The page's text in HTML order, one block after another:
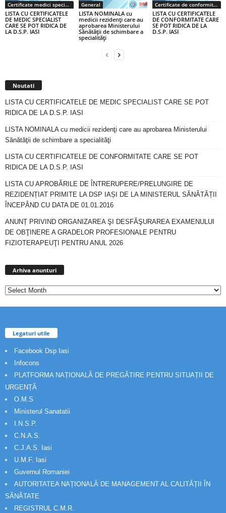
Certificate medici specialiști / primari
LISTA CU CERTIFICATELE
DE MEDIC SPECIALIST
CARE SE POT RIDICA DE
LA D.S.P. IASI
General
LISTA NOMINALA cu
medicii rezidenţi care au
aprobarea Ministerului
Sănătăţii de schimbare a
specialităţi
Certificate de conformitate
LISTA CU CERTIFICATELE
DE CONFORMITATE CARE
SE POT RIDICA DE LA
D.S.P. IASI
Noutati
LISTA CU CERTIFICATELE DE MEDIC SPECIALIST CARE SE POT
RIDICA DE LA D.S.P. IASI
LISTA NOMINALA cu medicii rezidenţi care au aprobarea Ministerului
Sănătăţii de schimbare a specialităţi
LISTA CU CERTIFICATELE DE CONFORMITATE CARE SE POT
RIDICA DE LA D.S.P. IASI
LISTA CU APROBĂRILE DE ÎNTRERUPERE/PRELUNGIRE DE
REZIDENȚIAT PRIMITE LA DSP IAȘI DE LA MINISTERUL SĂNĂTĂȚII
ÎNCEPÂND CU DATA DE 01.01.2016
ANUNȚ PRIVIND ORGANIZAREA ŞI DESFĂŞURAREA EXAMENULUI
DE OBŢINERE A GRADELOR PROFESIONALE PENTRU
FIZIOTERAPEUŢI PENTRU ANUL 2026
Arhiva anunturi
Legaturi utile
Facebook Dsp Iasi
Infocons
PLATFORMA NAȚIONALĂ DE PREGĂTIRE PENTRU SITUAȚII DE
URGENȚĂ
O.M.S
Ministerul Sanatatii
I.N.S.P.
C.N.A.S.
C.J.A.S. Iasi
U.M.F. Iasi
Guvernul Romaniei
AUTORITATEA NAȚIONALĂ DE MANAGEMENT AL CALITĂȚII ÎN
SĂNĂTATE
REGISTRUL C.M.R.